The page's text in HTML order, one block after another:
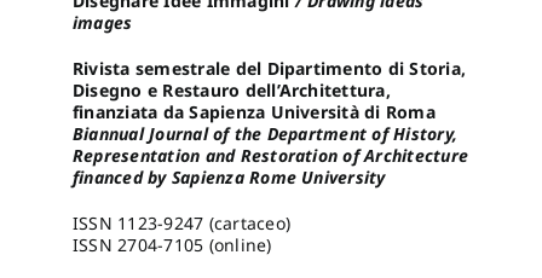
images
Rivista semestrale del Dipartimento di Storia,
Disegno e Restauro dell’Architettura,
finanziata da Sapienza Università di Roma
Biannual Journal of the Department of History,
Representation and Restoration of Architecture
financed by Sapienza Rome University
ISSN 1123-9247 (cartaceo)
ISSN 2704-7105 (online)